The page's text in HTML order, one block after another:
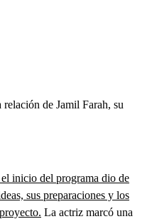
de Jamil Farah, su
inicio del programa dio de
sus preparaciones y los
La actriz marcó una